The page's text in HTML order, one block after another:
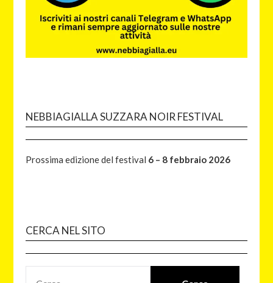
NEBBIAGIALLA SUZZARA NOIR FESTIVAL
Prossima edizione del festival 6 – 8 febbraio 2026
CERCA NEL SITO